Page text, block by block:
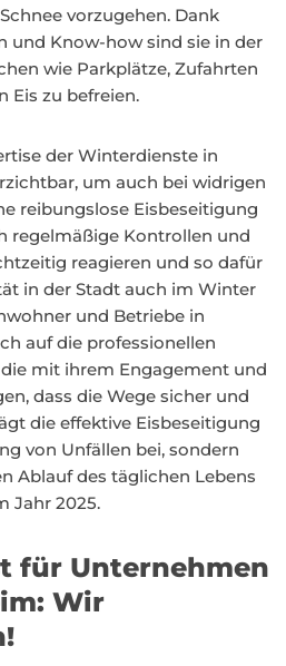
vorzugehen. Dank
und Know-how sind sie in der
wie Parkplätze, Zufahrten
Eis zu befreien.
der Winterdienste in
um auch bei widrigen
reibungslose Eisbeseitigung
regelmäßige Kontrollen und
reagieren und so dafür
in der Stadt auch im Winter
und Betriebe in
auf die professionellen
mit ihrem Engagement und
dass die Wege sicher und
die effektive Eisbeseitigung
von Unfällen bei, sondern
Ablauf des täglichen Lebens
Jahr 2025.
für Unternehmen
Wir